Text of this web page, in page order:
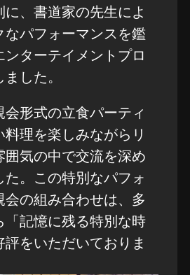
、書道家の先生によ
なパフォーマンスを鑑
ターテイメントプロ
した。
形式の立食パーティ
理を楽しみながらリ
囲気の中で交流を深め
。この特別なパフォ
の組み合わせは、多
「記憶に残る特別な時
をいただいておりま